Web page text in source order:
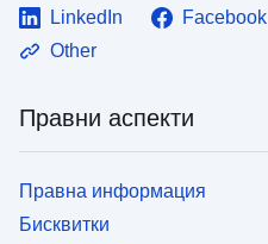
LinkedIn Facebook
Other
Правни аспекти
Правна информация
Бисквитки